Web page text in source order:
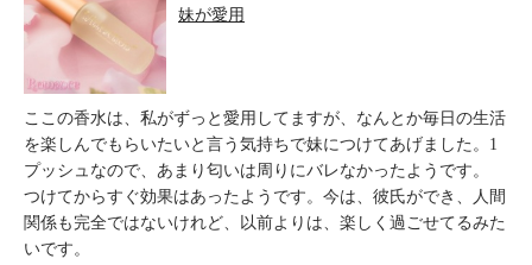
妹が愛用
ここの香水は、私がずっと愛用してますが、なんとか毎日の生活
を楽しんでもらいたいと言う気持ちで妹につけてあげました。1
プッシュなので、あまり匂いは周りにバレなかったようです。
つけてからすぐ効果はあったようです。今は、彼氏ができ、人間
関係も完全ではないけれど、以前よりは、楽しく過ごせてるみた
いです。